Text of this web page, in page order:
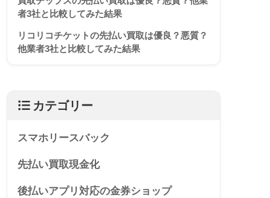
者3社と比較してみた結果
リコリコチケットの先払い買取は優良？悪質？
他業者3社と比較してみた結果
カテゴリー
スマホリースバック
先払い買取現金化
後払いアプリ対応の金券ショップ